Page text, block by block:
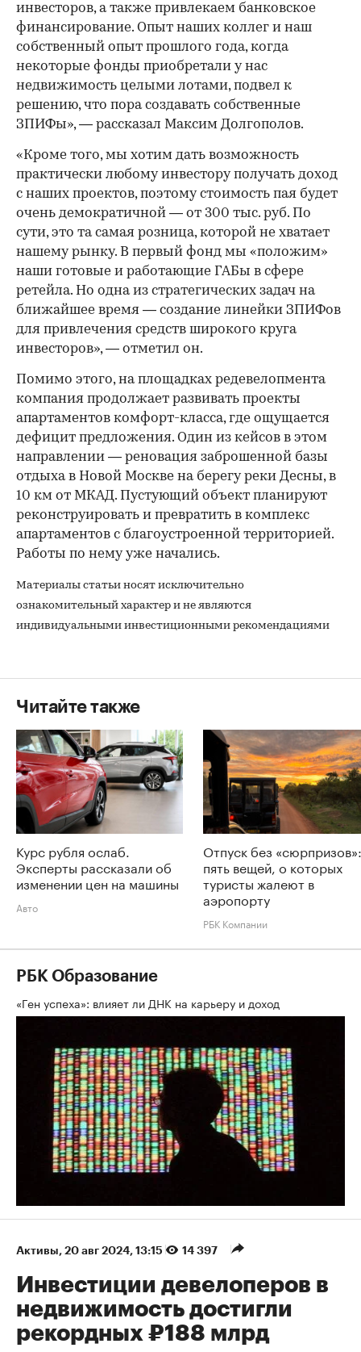
инвесторов, а также привлекаем банковское
финансирование. Опыт наших коллег и наш
собственный опыт прошлого года, когда
некоторые фонды приобретали у нас
недвижимость целыми лотами, подвел к
решению, что пора создавать собственные
ЗПИФы», — рассказал Максим Долгополов.
«Кроме того, мы хотим дать возможность
практически любому инвестору получать доход
с наших проектов, поэтому стоимость пая будет
очень демократичной — от 300 тыс. руб. По
сути, это та самая розница, которой не хватает
нашему рынку. В первый фонд мы «положим»
наши готовые и работающие ГАБы в сфере
ретейла. Но одна из стратегических задач на
ближайшее время — создание линейки ЗПИФов
для привлечения средств широкого круга
инвесторов», — отметил он.
Помимо этого, на площадках редевелопмента
компания продолжает развивать проекты
апартаментов комфорт-класса, где ощущается
дефицит предложения. Один из кейсов в этом
направлении — реновация заброшенной базы
отдыха в Новой Москве на берегу реки Десны, в
10 км от МКАД. Пустующий объект планируют
реконструировать и превратить в комплекс
апартаментов с благоустроенной территорией.
Работы по нему уже начались.
Материалы статьи носят исключительно
ознакомительный характер и не являются
индивидуальными инвестиционными рекомендациями
Читайте также
Курс рубля ослаб.
Эксперты рассказали об
изменении цен на машины
Авто
Отпуск без «сюрпризов»:
пять вещей, о которых
туристы жалеют в
аэропорту
РБК Компании
РБК Образование
«Ген успеха»: влияет ли ДНК на карьеру и доход
Активы 20 авг 2024, 13:15 14 397
Инвестиции девелоперов в
недвижимость достигли
рекордных ₽188 млрд